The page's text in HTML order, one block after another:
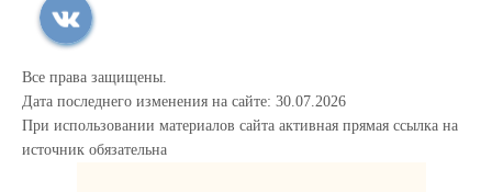
Все права защищены.
Дата последнего изменения на сайте: 30.07.2026
При использовании материалов сайта активная прямая ссылка на
источник обязательна